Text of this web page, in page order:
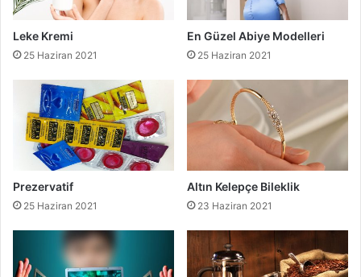
Leke Kremi
25 Haziran 2021
En Güzel Abiye Modelleri
25 Haziran 2021
Prezervatif
25 Haziran 2021
Altın Kelepçe Bileklik
23 Haziran 2021